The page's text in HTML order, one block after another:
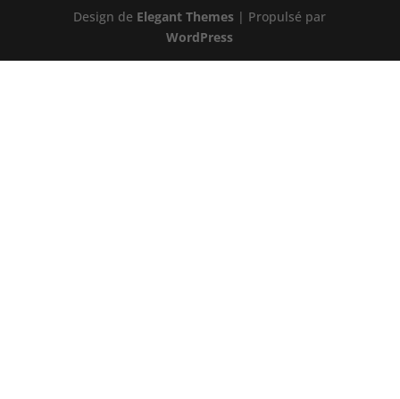
Design de Elegant Themes | Propulsé par
WordPress